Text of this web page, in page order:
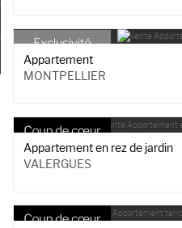
Appartement
MONTPELLIER
Appartement en rez de jardin
VALERGUES